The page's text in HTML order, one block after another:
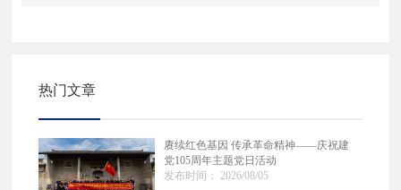
热门文章
赓续红色基因 传承革命精神——庆祝建
党105周年主题党日活动
发布时间： 2026/08/05